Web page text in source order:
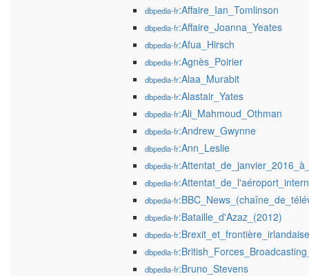
dbpedia-fr:Affaire_Ian_Tomlinson
dbpedia-fr:Affaire_Joanna_Yeates
dbpedia-fr:Afua_Hirsch
dbpedia-fr:Agnès_Poirier
dbpedia-fr:Alaa_Murabit
dbpedia-fr:Alastair_Yates
dbpedia-fr:Ali_Mahmoud_Othman
dbpedia-fr:Andrew_Gwynne
dbpedia-fr:Ann_Leslie
dbpedia-fr
dbpedia-fr
dbpedia-fr
dbpedia-fr:Bataille_d'Azaz_(2012)
dbpedia-fr:Brexit_et_frontière_irlandaise
dbpedia-fr
dbpedia-fr:Bruno_Stevens